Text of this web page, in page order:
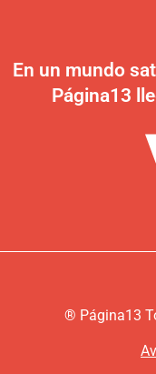
En un mundo
Página13
® Página13